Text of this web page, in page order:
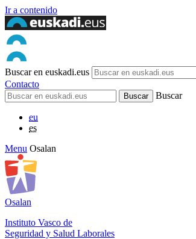
Ir a contenido
Buscar en euskadi.eus
Contacto
Buscar
eu
es
Menu Osalan
Osalan
Instituto Vasco de
Seguridad y Salud Laborales